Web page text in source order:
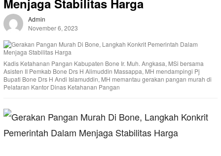
Menjaga Stabilitas Harga
Admin
November 6, 2023
Kadis Ketahanan Pangan Kabupaten Bone Ir. Muh. Angkasa, MSi bersama
Asisten II Pemkab Bone Drs H Alimuddin Massappa, MH mendampingi Pj
Bupati Bone Drs H Andi Islamuddin, MH memantau gerakan pangan murah di
Pelataran Kantor Dinas Ketahanan Pangan